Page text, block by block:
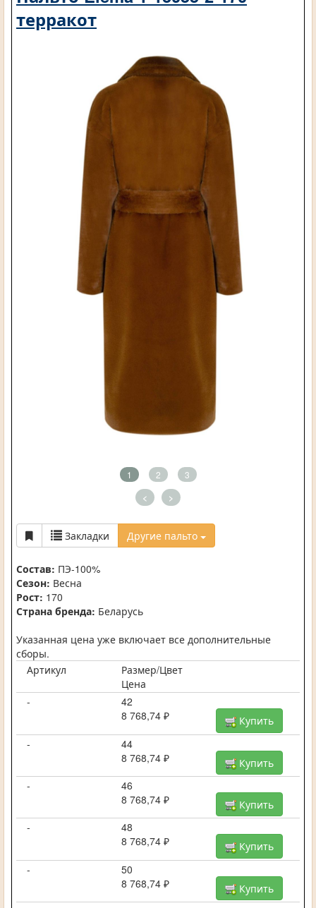
терракот
1 2 3
< >
Закладки Другие пальто
Состав: ПЭ-100%
Сезон: Весна
Рост: 170
Страна бренда: Беларусь
Указанная цена уже включает все дополнительные
сборы.
Артикул
Размер/Цвет
Цена
-
42
8 768,74 ₽
Купить
-
44
8 768,74 ₽
Купить
-
46
8 768,74 ₽
Купить
-
48
8 768,74 ₽
Купить
-
50
8 768,74 ₽
Купить